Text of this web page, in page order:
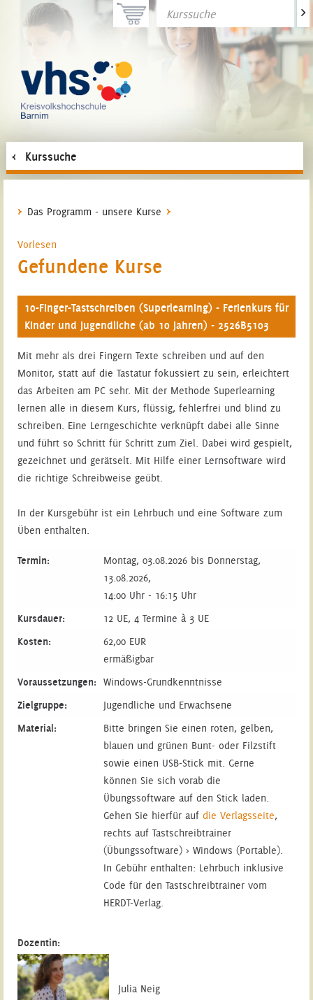
>
Kurssuche
Das Programm - unsere Kurse
Vorlesen
Gefundene Kurse
10-Finger-Tastschreiben (Superlearning) - Ferienkurs für
Kinder und Jugendliche (ab 10 Jahren) - 2526B5103
Mit mehr als drei Fingern Texte schreiben und auf den
Monitor, statt auf die Tastatur fokussiert zu sein, erleichtert
das Arbeiten am PC sehr. Mit der Methode Superlearning
lernen alle in diesem Kurs, flüssig, fehlerfrei und blind zu
schreiben. Eine Lerngeschichte verknüpft dabei alle Sinne
und führt so Schritt für Schritt zum Ziel. Dabei wird gespielt,
gezeichnet und gerätselt. Mit Hilfe einer Lernsoftware wird
die richtige Schreibweise geübt.
In der Kursgebühr ist ein Lehrbuch und eine Software zum
Üben enthalten.
Termin:
Montag, 03.08.2026 bis Donnerstag,
13.08.2026,
14:00 Uhr - 16:15 Uhr
Kursdauer:
12 UE, 4 Termine à 3 UE
Kosten:
62,00 EUR
ermäßigbar
Voraussetzungen: Windows-Grundkenntnisse
Zielgruppe:
Jugendliche und Erwachsene
Material:
Bitte bringen Sie einen roten, gelben,
blauen und grünen Bunt- oder Filzstift
sowie einen USB-Stick mit. Gerne
können Sie sich vorab die
Übungssoftware auf den Stick laden.
Gehen Sie hierfür auf die Verlagsseite,
rechts auf Tastschreibtrainer
(Übungssoftware) > Windows (Portable).
In Gebühr enthalten: Lehrbuch inklusive
Code für den Tastschreibtrainer vom
HERDT-Verlag.
Dozentin:
Julia Neig